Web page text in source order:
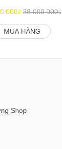
38.000.000₫
MUA HÀNG
Shop